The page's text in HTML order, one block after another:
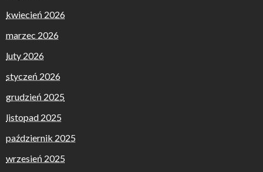
kwiecień 2026
marzec 2026
luty 2026
styczeń 2026
grudzień 2025
listopad 2025
październik 2025
wrzesień 2025